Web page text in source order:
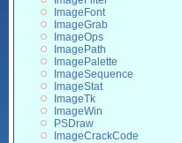
ImageFont
ImageGrab
ImageOps
ImagePath
ImagePalette
ImageSequence
ImageStat
ImageTk
ImageWin
PSDraw
ImageCrackCode